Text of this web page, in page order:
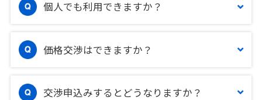
個人でも利用できますか？
価格交渉はできますか？
交渉申込みするとどうなりますか？